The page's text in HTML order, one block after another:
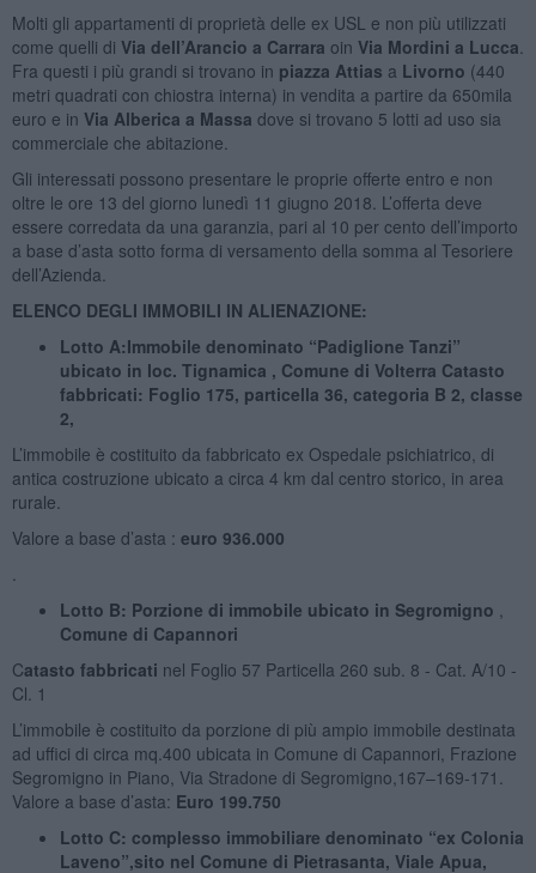
Molti gli appartamenti di proprietà delle ex USL e non più utilizzati
come quelli di Via dell’Arancio a Carrara oin Via Mordini a Lucca
Fra questi i più grandi si trovano in piazza Attias a Livorno (440
metri quadrati con chiostra interna) in vendita a partire da 650mila
euro e in Via Alberica a Massa dove si trovano 5 lotti ad uso sia
commerciale che abitazione.
Gli interessati possono presentare le proprie offerte entro e non
oltre le ore 13 del giorno lunedì 11 giugno 2018. L’offerta deve
essere corredata da una garanzia, pari al 10 per cento dell’importo
a base d’asta sotto forma di versamento della somma al Tesoriere
dell’Azienda.
ELENCO DEGLI IMMOBILI IN ALIENAZIONE:
Lotto A:Immobile denominato “Padiglione Tanzi”
ubicato in loc. Tignamica , Comune di Volterra Catasto
fabbricati: Foglio 175, particella 36, categoria B 2, classe
2,
L’immobile è costituito da fabbricato ex Ospedale psichiatrico, di
antica costruzione ubicato a circa 4 km dal centro storico, in area
rurale.
Valore a base d’asta : euro 936.000
Lotto B: Porzione di immobile ubicato in Segromigno
Comune di Capannori
Catasto fabbricati nel Foglio 57 Particella 260 sub. 8 - Cat. A/10 -
Cl. 1
L’immobile è costituito da porzione di più ampio immobile destinata
ad uffici di circa mq.400 ubicata in Comune di Capannori, Frazione
Segromigno in Piano, Via Stradone di Segromigno,167–169-171.
Valore a base d’asta: Euro 199.750
Lotto C: complesso immobiliare denominato “ex Colonia
Laveno”,sito nel Comune di Pietrasanta, Viale Apua,